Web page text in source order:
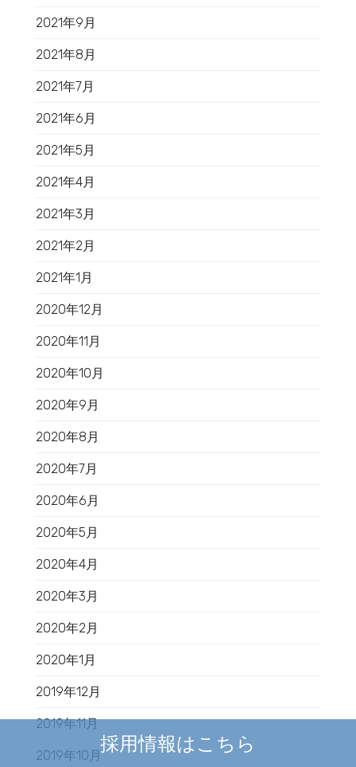
2021年9月
2021年8月
2021年7月
2021年6月
2021年5月
2021年4月
2021年3月
2021年2月
2021年1月
2020年12月
2020年11月
2020年10月
2020年9月
2020年8月
2020年7月
2020年6月
2020年5月
2020年4月
2020年3月
2020年2月
2020年1月
2019年12月
2019年11月
2019年10月
採用情報はこちら